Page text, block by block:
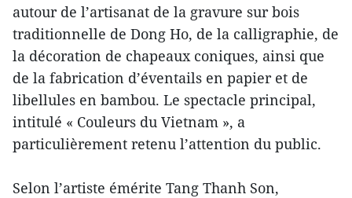
autour de l’artisanat de la gravure sur bois
traditionnelle de Dong Ho, de la calligraphie, de
la décoration de chapeaux coniques, ainsi que
de la fabrication d’éventails en papier et de
libellules en bambou. Le spectacle principal,
intitulé « Couleurs du Vietnam », a
particulièrement retenu l’attention du public.
Selon l’artiste émérite Tang Thanh Son,